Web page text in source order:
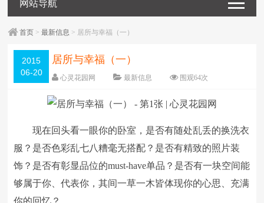
网站导航
首页 >最新信息 > 居所与幸福（一）
2015
06-20
居所与幸福（一）
心灵花园网 最新信息 围观64次
字体：大 中 小
现在回头看一眼你的卧室，是否有随处乱丢的换洗衣
服？是否色彩乱七八糟毫无搭配？是否有精致的照片装
饰？是否有彰显品位的must-have单品？是否有一块空间能
够属于你、代表你，其间一草一木皆体现你的心思、充满
你的回忆？